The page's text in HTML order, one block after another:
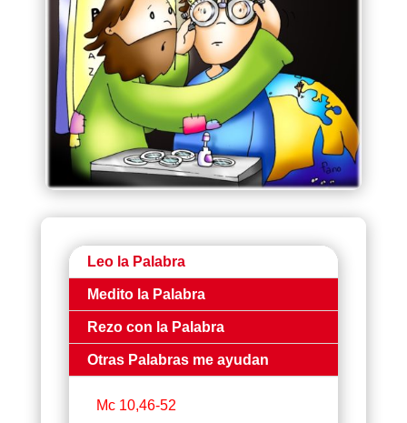
Leo la Palabra
Medito la Palabra
Rezo con la Palabra
Otras Palabras me ayudan
Mc 10,46-52